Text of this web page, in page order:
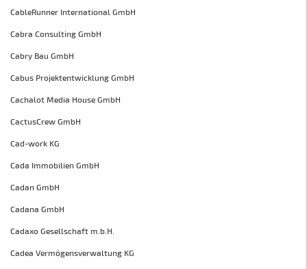
CableRunner International GmbH
Cabra Consulting GmbH
Cabry Bau GmbH
Cabus Projektentwicklung GmbH
Cachalot Media House GmbH
CactusCrew GmbH
Cad-work KG
Cada Immobilien GmbH
Cadan GmbH
Cadana GmbH
Cadaxo Gesellschaft m.b.H.
Cadea Vermögensverwaltung KG